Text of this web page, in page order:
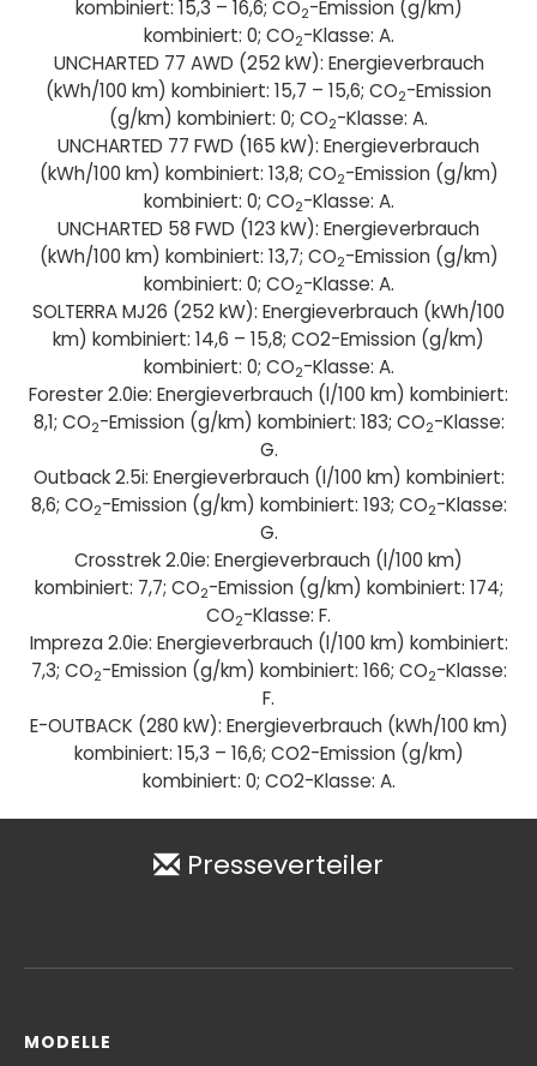
kombiniert: 15,3 – 16,6; CO2-Emission (g/km)
kombiniert: 0; CO2-Klasse: A.
UNCHARTED 77 AWD (252 kW): Energieverbrauch
(kWh/100 km) kombiniert: 15,7 – 15,6; CO2-Emission
(g/km) kombiniert: 0; CO2-Klasse: A.
UNCHARTED 77 FWD (165 kW): Energieverbrauch
(kWh/100 km) kombiniert: 13,8; CO2-Emission (g/km)
kombiniert: 0; CO2-Klasse: A.
UNCHARTED 58 FWD (123 kW): Energieverbrauch
(kWh/100 km) kombiniert: 13,7; CO2-Emission (g/km)
kombiniert: 0; CO2-Klasse: A.
SOLTERRA MJ26 (252 kW): Energieverbrauch (kWh/100
km) kombiniert: 14,6 – 15,8; CO2-Emission (g/km)
kombiniert: 0; CO2-Klasse: A.
Forester 2.0ie: Energieverbrauch (l/100 km) kombiniert:
8,1; CO2-Emission (g/km) kombiniert: 183; CO2-Klasse:
G.
Outback 2.5i: Energieverbrauch (l/100 km) kombiniert:
8,6; CO2-Emission (g/km) kombiniert: 193; CO2-Klasse:
G.
Crosstrek 2.0ie: Energieverbrauch (l/100 km)
kombiniert: 7,7; CO2-Emission (g/km) kombiniert: 174;
CO2-Klasse: F.
Impreza 2.0ie: Energieverbrauch (l/100 km) kombiniert:
7,3; CO2-Emission (g/km) kombiniert: 166; CO2-Klasse:
F.
E-OUTBACK (280 kW): Energieverbrauch (kWh/100 km)
kombiniert: 15,3 – 16,6; CO2-Emission (g/km)
kombiniert: 0; CO2-Klasse: A.
Presseverteiler
MODELLE